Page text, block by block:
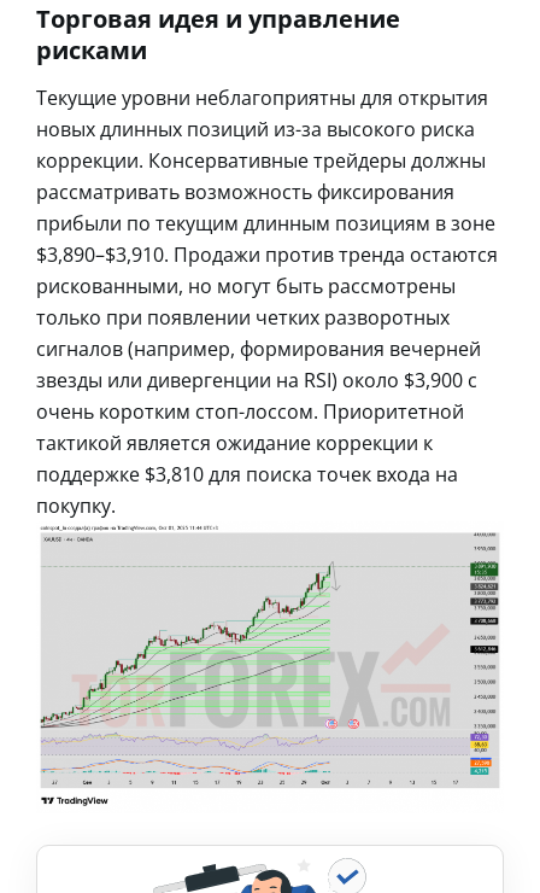
Торговая идея и управление
рисками
Текущие уровни неблагоприятны для открытия
новых длинных позиций из-за высокого риска
коррекции. Консервативные трейдеры должны
рассматривать возможность фиксирования
прибыли по текущим длинным позициям в зоне
$3,890–$3,910. Продажи против тренда остаются
рискованными, но могут быть рассмотрены
только при появлении четких разворотных
сигналов (например, формирования вечерней
звезды или дивергенции на RSI) около $3,900 с
очень коротким стоп-лоссом. Приоритетной
тактикой является ожидание коррекции к
поддержке $3,810 для поиска точек входа на
покупку.